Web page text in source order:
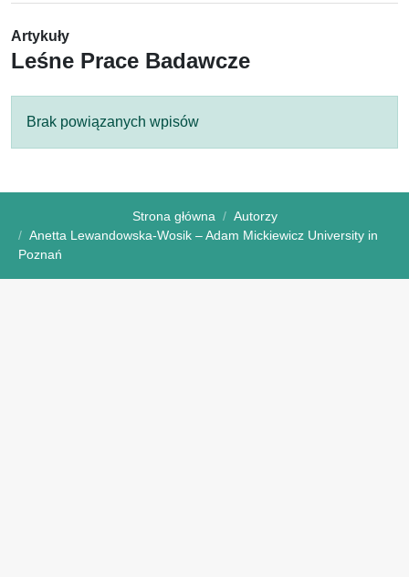
Artykuły
Leśne Prace Badawcze
Brak powiązanych wpisów
Strona główna
Autorzy
Anetta Lewandowska-Wosik – Adam Mickiewicz University in
Poznań